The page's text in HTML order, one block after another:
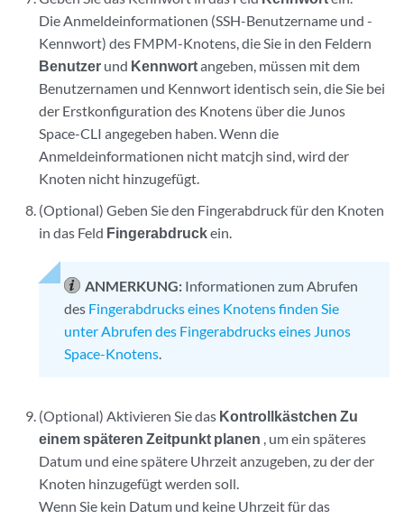
Die Anmeldeinformationen (SSH-Benutzername und -
Kennwort) des FMPM-Knotens, die Sie in den Feldern
Benutzer und Kennwortangeben, müssen mit dem
Benutzernamen und Kennwort identisch sein, die Sie bei
der Erstkonfiguration des Knotens über die Junos
Space-CLI angegeben haben. Wenn die
Anmeldeinformationen nicht matcjh sind, wird der
Knoten nicht hinzugefügt.
(Optional) Geben Sie den Fingerabdruck für den Knoten
in das Feld Fingerabdruckein.
ANMERKUNG: Informationen zum Abrufen
des Fingerabdrucks eines Knotens finden Sie
unter Abrufen des Fingerabdrucks eines Junos
Space-Knotens.
(Optional) Aktivieren Sie das Kontrollkästchen Zu
einem späteren Zeitpunkt planen , um ein späteres
Datum und eine spätere Uhrzeit anzugeben, zu der der
Knoten hinzugefügt werden soll.
Wenn Sie kein Datum und keine Uhrzeit für das